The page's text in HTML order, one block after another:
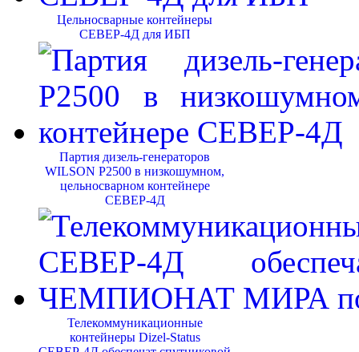
Цельносварные контейнеры
СЕВЕР-4Д для ИБП
Партия дизель-генераторов
WILSON P2500 в низкошумном,
цельносварном контейнере
СЕВЕР-4Д
Телекоммуникационные
контейнеры Dizel-Status